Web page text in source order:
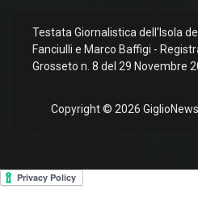
Testata Giornalistica dell'Isola
Fanciulli e Marco Baffigi -
Grosseto n. 8 del 29 Novembre
Copyright © 2026